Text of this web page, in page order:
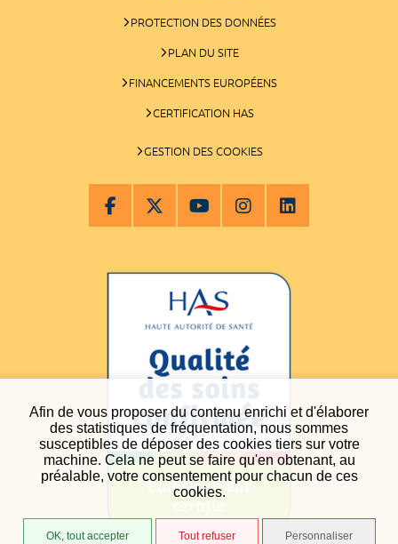
Afin de vous proposer du contenu enrichi et d'élaborer
des statistiques de fréquentation, nous sommes
susceptibles de déposer des cookies tiers sur votre
machine. Cela ne peut se faire qu'en obtenant, au
préalable, votre consentement pour chacun de ces
cookies.
OK, tout accepter Tout refuser Personnaliser
PROTECTION DES DONNÉES
PLAN DU SITE
FINANCEMENTS EUROPÉENS
CERTIFICATION HAS
GESTION DES COOKIES